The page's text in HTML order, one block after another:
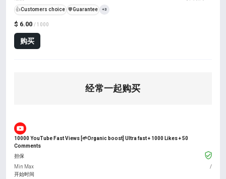
$ 6.00 / 1000
购买
👍Customers choice ️🛡️Guarantee +3
经常一起购买
10000 YouTube Fast Views [🌱Organic boost] Ultra fast + 1000 Likes + 50
Comments
担保
Min Max
/
开始时间